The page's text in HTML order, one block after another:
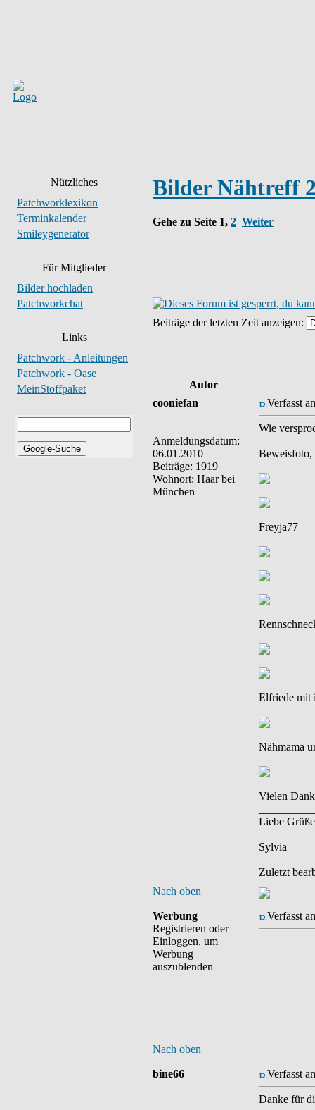
Nützliches
Patchworklexikon
Terminkalender
Smileygenerator
Für Mitglieder
Bilder hochladen
Patchworkchat
Links
Patchwork - Anleitungen
Patchwork - Oase
MeinStoffpaket
Bilder Nähtreff
Gehe zu Seite 1, 2 Weiter
Beiträge der letzten Zeit anzeigen:
Autor
cooniefan
Anmeldungsdatum:
06.01.2010
Beiträge: 1919
Wohnort: Haar bei
München
Verfasst
Wie
Freyja77
Elfriede mit
Nähmama
Vielen
Liebe Grüße
Sylvia
Zuletzt
Nach oben
Werbung
Registrieren oder
Einloggen, um
Werbung
auszublenden
Verfasst
Nach oben
bine66 Verfasst
Danke für